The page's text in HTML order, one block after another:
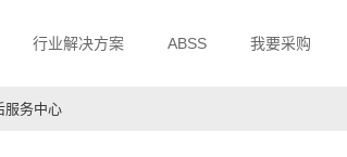
行业解决方案 ABSS 我要采购
服务中心